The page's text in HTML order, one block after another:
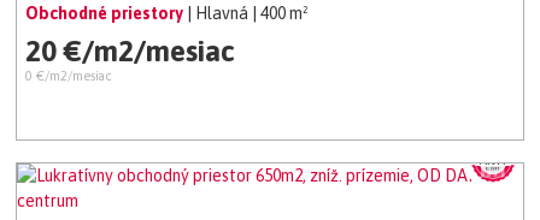
Obchodné priestory
| Hlavná | 400 m²
20 €/m2/mesiac
0 €/m2/mesiac